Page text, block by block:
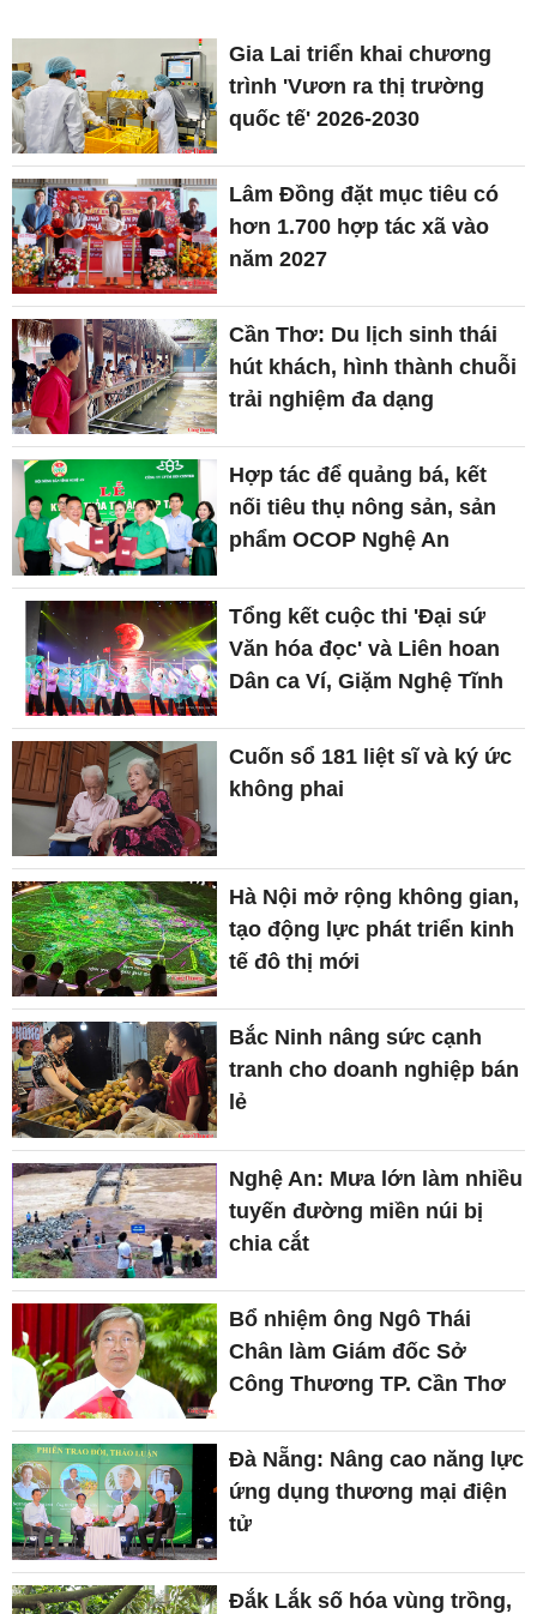
Gia Lai triển khai chương
trình 'Vươn ra thị trường
quốc tế' 2026-2030
Lâm Đồng đặt mục tiêu có
hơn 1.700 hợp tác xã vào
năm 2027
Cần Thơ: Du lịch sinh thái
hút khách, hình thành chuỗi
trải nghiệm đa dạng
Hợp tác để quảng bá, kết
nối tiêu thụ nông sản, sản
phẩm OCOP Nghệ An
Tổng kết cuộc thi 'Đại sứ
Văn hóa đọc' và Liên hoan
Dân ca Ví, Giặm Nghệ Tĩnh
Cuốn sổ 181 liệt sĩ và ký ức
không phai
Hà Nội mở rộng không gian,
tạo động lực phát triển kinh
tế đô thị mới
Bắc Ninh nâng sức cạnh
tranh cho doanh nghiệp bán
lẻ
Nghệ An: Mưa lớn làm nhiều
tuyến đường miền núi bị
chia cắt
Bổ nhiệm ông Ngô Thái
Chân làm Giám đốc Sở
Công Thương TP. Cần Thơ
Đà Nẵng: Nâng cao năng lực
ứng dụng thương mại điện
tử
Đắk Lắk số hóa vùng trồng,